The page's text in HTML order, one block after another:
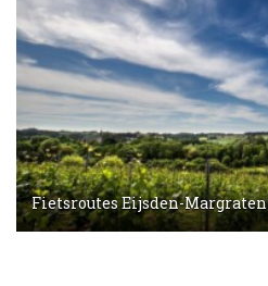
Fietsroutes Eijsden-Margraten